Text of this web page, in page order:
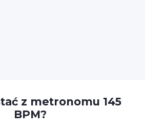
z metronomu 145
BPM?